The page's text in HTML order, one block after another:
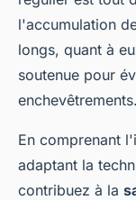
l'accumulation
longs, quant à
soutenue pour
enchevêtrements.
En comprenant
adaptant la
contribuez à la